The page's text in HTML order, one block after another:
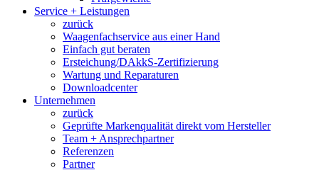
Service + Leistungen
zurück
Waagenfachservice aus einer Hand
Einfach gut beraten
Ersteichung/DAkkS-Zertifizierung
Wartung und Reparaturen
Downloadcenter
Unternehmen
zurück
Geprüfte Markenqualität direkt vom Hersteller
Team + Ansprechpartner
Referenzen
Partner